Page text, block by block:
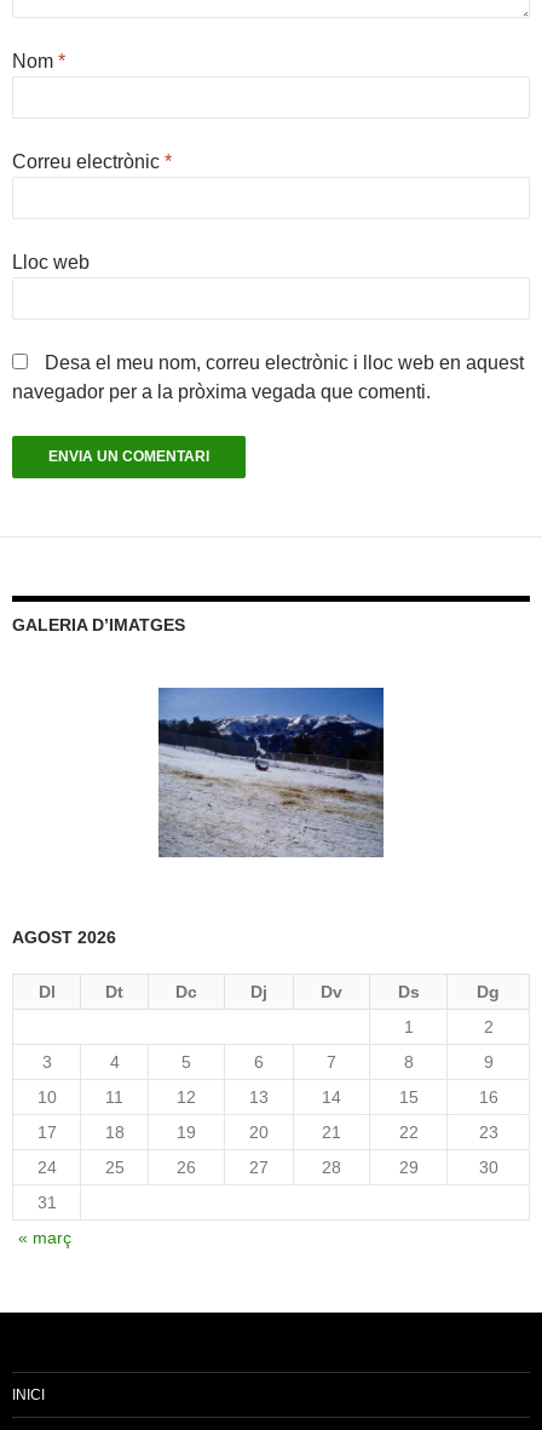
Nom *
Correu electrònic *
Lloc web
Desa el meu nom, correu electrònic i lloc web en aquest
navegador per a la pròxima vegada que comenti.
GALERIA D’IMATGES
AGOST 2026
Dl Dt Dc Dj Dv Ds
Dg
1
2
3
4 5 6 7 8
9
10
11 12 13 14 15
16
17
18 19 20 21 22
23
24
25 26 27 28 29
30
31
« març
INICI